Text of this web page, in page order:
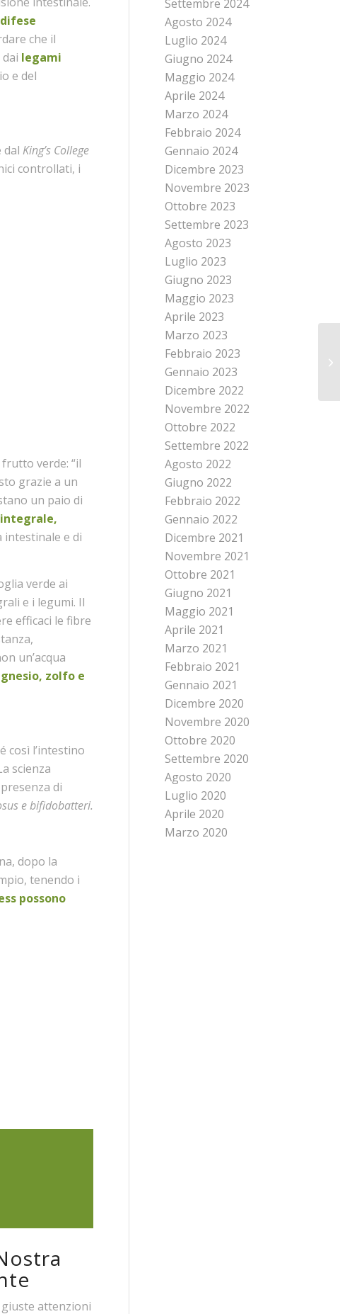
difese
che il
legami
e del
dal King’s College
controllati, i
verde: “il
grazie a un
un paio di
e di
verde ai
e i legumi. Il
efficaci le fibre
un’acqua
zolfo e
così l’intestino
scienza
di
e bifidobatteri.
dopo la
tenendo i
possono
giuste attenzioni
Settembre 2024
Agosto 2024
Luglio 2024
Giugno 2024
Maggio 2024
Aprile 2024
Marzo 2024
Febbraio 2024
Gennaio 2024
Dicembre 2023
Novembre 2023
Ottobre 2023
Settembre 2023
Agosto 2023
Luglio 2023
Giugno 2023
Maggio 2023
Aprile 2023
Marzo 2023
Febbraio 2023
Gennaio 2023
Dicembre 2022
Novembre 2022
Ottobre 2022
Settembre 2022
Agosto 2022
Giugno 2022
Febbraio 2022
Gennaio 2022
Dicembre 2021
Novembre 2021
Ottobre 2021
Giugno 2021
Maggio 2021
Aprile 2021
Marzo 2021
Febbraio 2021
Gennaio 2021
Dicembre 2020
Novembre 2020
Ottobre 2020
Settembre 2020
Agosto 2020
Luglio 2020
Aprile 2020
Marzo 2020